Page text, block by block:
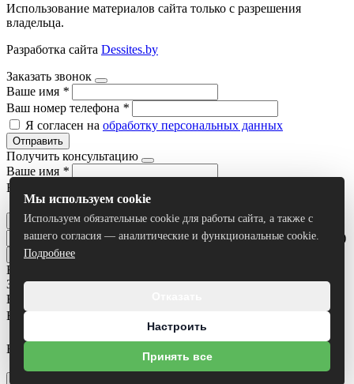
Использование материалов сайта только с разрешения
владельца.
Разработка сайта Dessites.by
Заказать звонок
Ваше имя *
Ваш номер телефона *
Я согласен на обработку персональных данных
Отправить
Получить консультацию
Ваше имя *
Ваш номер телефона
Я согласен наобработку персональных данных
Отправить
Умный поиск(тестовый режим)
Все результаты
Задать вопрос
Ваше имя
Ваш номер телефона
Ваш вопрос
обработку персональных данных
Мы используем cookie
Используем обязательные cookie для работы сайта, а также с
вашего согласия — аналитические и функциональные cookie.
Подробнее
Настроить
Принять все